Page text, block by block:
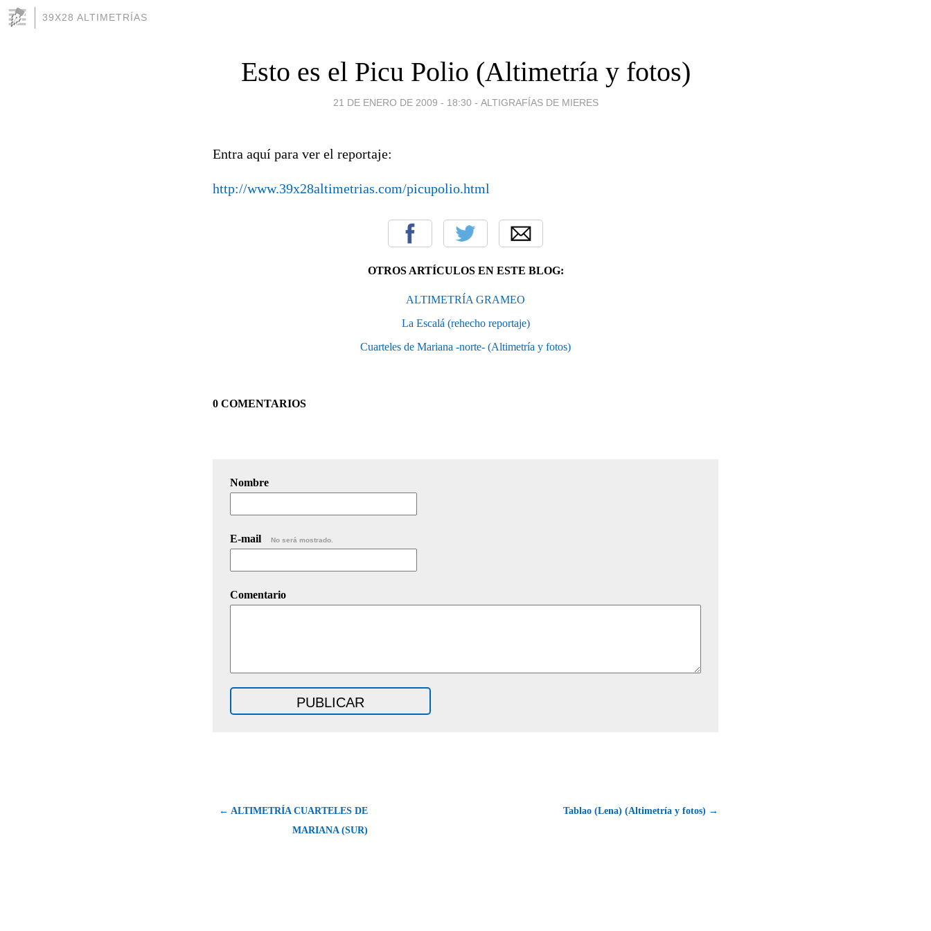
39X28 ALTIMETRÍAS
Esto es el Picu Polio (Altimetría y fotos)
21 DE ENERO DE 2009 - 18:30 - ALTIGRAFÍAS DE MIERES
Entra aquí para ver el reportaje:
http://www.39x28altimetrias.com/picupolio.html
OTROS ARTÍCULOS EN ESTE BLOG:
ALTIMETRÍA GRAMEO
La Escalá (rehecho reportaje)
Cuarteles de Mariana -norte- (Altimetría y fotos)
0 COMENTARIOS
Nombre
E-mail No será mostrado.
Comentario
← ALTIMETRÍA CUARTELES DE
MARIANA (SUR)
Tablao (Lena) (Altimetría y fotos) →